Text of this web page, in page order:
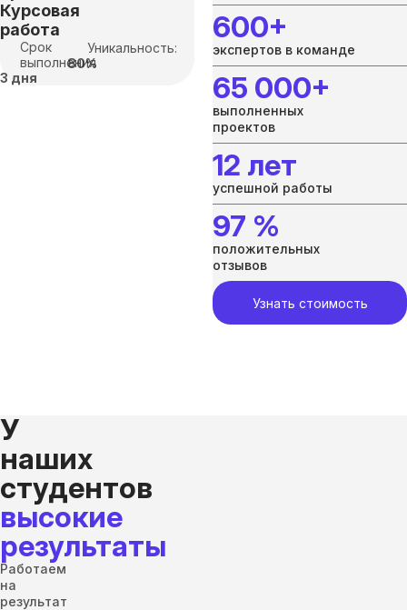
Курсовая
работа
Срок
выполнения
3 дня
Уникальность:
80%
600+
экспертов в команде
65 000+
выполненных
проектов
12 лет
успешной работы
97 %
положительных
отзывов
Узнать стоимость
У
наших
студентов
высокие
результаты
Работаем
на
результат